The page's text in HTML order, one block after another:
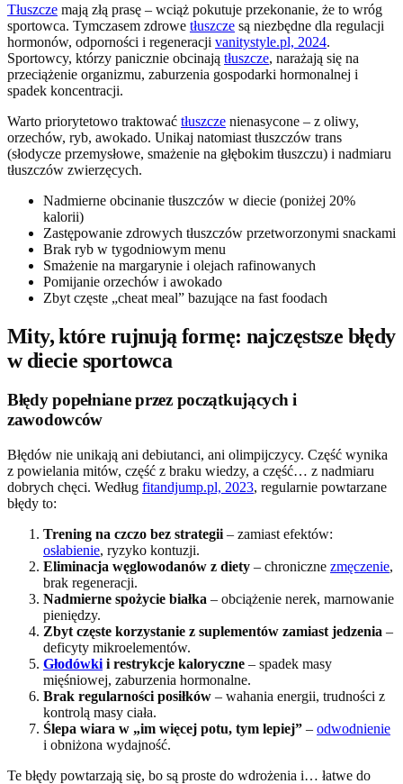
Tłuszcze mają złą prasę – wciąż pokutuje przekonanie, że to wróg
sportowca. Tymczasem zdrowe tłuszcze są niezbędne dla regulacji
hormonów, odporności i regeneracji vanitystyle.pl, 2024.
Sportowcy, którzy panicznie obcinają tłuszcze, narażają się na
przeciążenie organizmu, zaburzenia gospodarki hormonalnej i
spadek koncentracji.
Warto priorytetowo traktować tłuszcze nienasycone – z oliwy,
orzechów, ryb, awokado. Unikaj natomiast tłuszczów trans
(słodycze przemysłowe, smażenie na głębokim tłuszczu) i nadmiaru
tłuszczów zwierzęcych.
Nadmierne obcinanie tłuszczów w diecie (poniżej 20%
kalorii)
Zastępowanie zdrowych tłuszczów przetworzonymi snackami
Brak ryb w tygodniowym menu
Smażenie na margarynie i olejach rafinowanych
Pomijanie orzechów i awokado
Zbyt częste „cheat meal” bazujące na fast foodach
Mity, które rujnują formę: najczęstsze błędy
w diecie sportowca
Błędy popełniane przez początkujących i
zawodowców
Błędów nie unikają ani debiutanci, ani olimpijczycy. Część wynika
z powielania mitów, część z braku wiedzy, a część… z nadmiaru
dobrych chęci. Według fitandjump.pl, 2023, regularnie powtarzane
błędy to:
Trening na czczo bez strategii – zamiast efektów:
osłabienie, ryzyko kontuzji.
Eliminacja węglowodanów z diety – chroniczne zmęczenie,
brak regeneracji.
Nadmierne spożycie białka – obciążenie nerek, marnowanie
pieniędzy.
Zbyt częste korzystanie z suplementów zamiast jedzenia –
deficyty mikroelementów.
Głodówki i restrykcje kaloryczne – spadek masy
mięśniowej, zaburzenia hormonalne.
Brak regularności posiłków – wahania energii, trudności z
kontrolą masy ciała.
Ślepa wiara w „im więcej potu, tym lepiej” – odwodnienie
i obniżona wydajność.
Te błędy powtarzają się, bo są proste do wdrożenia i… łatwe do